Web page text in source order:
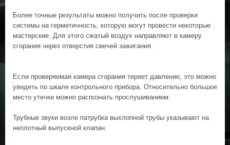
Более точные результаты можно получить после проверки
системы на герметичность, которую могут провести некоторые
мастерские. Для этого сжатый воздух направляют в камеру
сгорания через отверстия свечей зажигания.
Если проверяемая камера сгорания теряет давление, это можно
увидеть по шкале контрольного прибора. Относительно большое
место утечки можно распознать прослушиванием:
Трубные звуки возле патрубка выхлопной трубы указывают на
неплотный выпускной клапан.